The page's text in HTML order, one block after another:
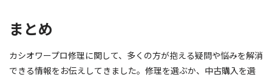
まとめ
カシオワープロ修理に関して、多くの方が抱える疑問や悩みを解消
できる情報をお伝えしてきました。修理を選ぶか、中古購入を選